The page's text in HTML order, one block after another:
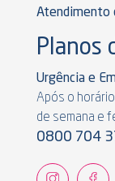
Atendimento
Planos
Urgência e
Após o
de semana e
0800 704